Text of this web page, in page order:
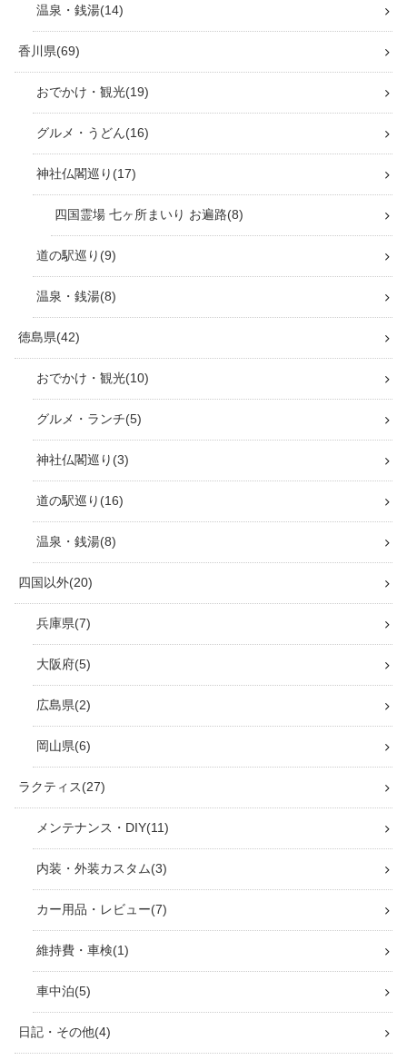
温泉・銭湯 14
香川県 69
おでかけ・観光 19
グルメ・うどん 16
神社仏閣巡り 17
四国霊場 七ヶ所まいり お遍路 8
道の駅巡り 9
温泉・銭湯 8
徳島県 42
おでかけ・観光 10
グルメ・ランチ 5
神社仏閣巡り 3
道の駅巡り 16
温泉・銭湯 8
四国以外 20
兵庫県 7
大阪府 5
広島県 2
岡山県 6
ラクティス 27
メンテナンス・DIY 11
内装・外装カスタム 3
カー用品・レビュー 7
維持費・車検 1
車中泊 5
日記・その他 4